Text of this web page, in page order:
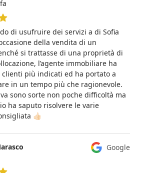
di usufruire dei servizi a di Sofia
della vendita di un
si trattasse di una proprietà di
l’agente immobiliare ha
più indicati ed ha portato a
in un tempo più che ragionevole.
sono sorte non poche difficoltà ma
ha saputo risolvere le varie
👍🏻
Google